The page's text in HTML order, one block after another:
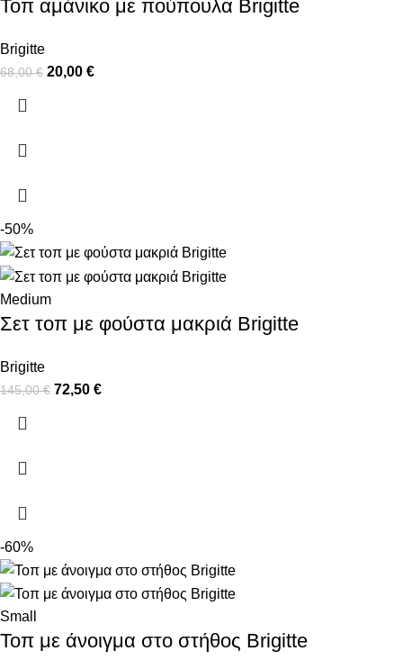
Τοπ αμάνικο με πούπουλα Brigitte
Brigitte
68,00€ 20,00 €
-50%
Medium
Σετ τοπ με φούστα μακριά Brigitte
Brigitte
145,00€ 72,50 €
-60%
Small
Τοπ με άνοιγμα στο στήθος Brigitte